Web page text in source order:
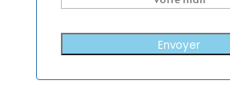
Envoyer